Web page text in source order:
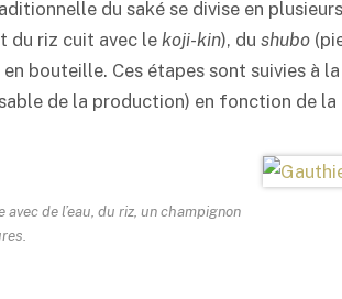
du saké se divise en
du riz cuit avec lekoji-kin), du shubo
bouteille. Ces étapes sont suivies à
de la production) en fonction de
de l’eau, du riz, un champignon